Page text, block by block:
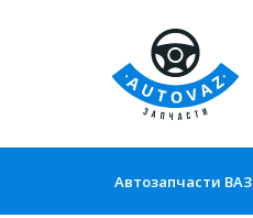
Автозапчасти ВАЗ